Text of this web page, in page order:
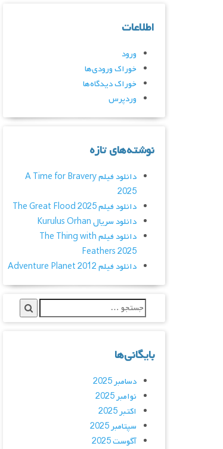
اطلاعات
ورود
خوراک ورودی‌ها
خوراک دیدگاه‌ها
وردپرس
نوشته‌های تازه
دانلود فیلم A Time for Bravery
2025
دانلود فیلم The Great Flood 2025
دانلود سریال Kurulus Orhan
دانلود فیلم The Thing with
Feathers 2025
دانلود فیلم Adventure Planet 2012
بایگانی‌ها
دسامبر 2025
نوامبر 2025
اکتبر 2025
سپتامبر 2025
آگوست 2025